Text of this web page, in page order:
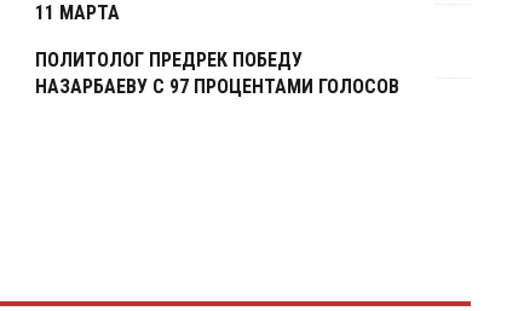
11 МАРТА
ПОЛИТОЛОГ ПРЕДРЕК ПОБЕДУ
НАЗАРБАЕВУ С 97 ПРОЦЕНТАМИ ГОЛОСОВ